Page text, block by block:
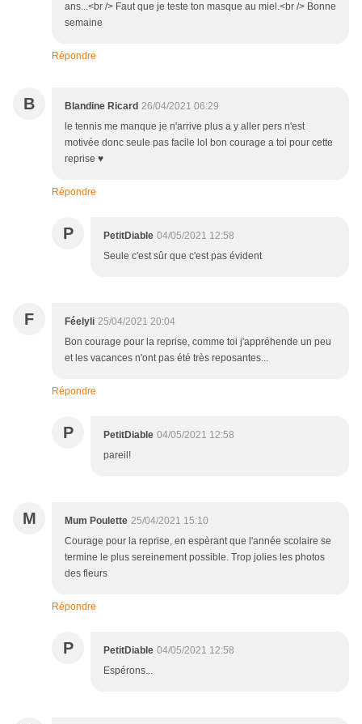
ans...<br /> Faut que je teste ton masque au miel.<br /> Bonne
semaine
Répondre
B Blandine Ricard 26/04/2021 06:29
le tennis me manque je n'arrive plus a y aller pers n'est
motivée donc seule pas facile lol bon courage a toi pour cette
reprise ♥
Répondre
P PetitDiable 04/05/2021 12:58
Seule c'est sûr que c'est pas évident
F Féelyli 25/04/2021 20:04
Bon courage pour la reprise, comme toi j'appréhende un peu
et les vacances n'ont pas été très reposantes...
Répondre
P PetitDiable 04/05/2021 12:58
pareil!
M Mum Poulette 25/04/2021 15:10
Courage pour la reprise, en espèrant que l'année scolaire se
termine le plus sereinement possible. Trop jolies les photos
des fleurs
Répondre
P PetitDiable 04/05/2021 12:58
Espérons...